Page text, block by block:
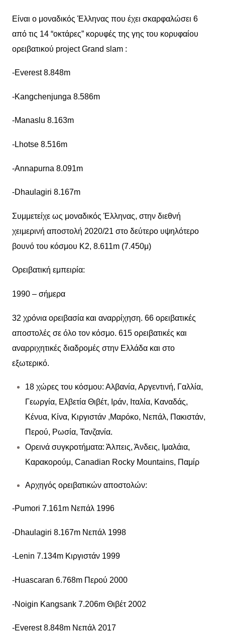
Είναι ο μοναδικός Έλληνας που έχει σκαρφαλώσει 6
από τις 14 “οκτάρες” κορυφές της γης του κορυφαίου
ορειβατικού project Grand slam :
-Everest 8.848m
-Kangchenjunga 8.586m
-Manaslu 8.163m
-Lhotse 8.516m
-Annapurna 8.091m
-Dhaulagiri 8.167m
Συμμετείχε ως μοναδικός Έλληνας, στην διεθνή
χειμερινή αποστολή 2020/21 στο δεύτερο υψηλότερο
βουνό του κόσμου Κ2, 8.611m (7.450μ)
Ορειβατική εμπειρία:
1990 – σήμερα
32 χρόνια ορειβασία και αναρρίχηση. 66 ορειβατικές
αποστολές σε όλο τον κόσμο. 615 ορειβατικές και
αναρριχητικές διαδρομές στην Ελλάδα και στο
εξωτερικό.
18 χώρες του κόσμου: Αλβανία, Αργεντινή, Γαλλία,
Γεωργία, Ελβετία Θιβέτ, Ιράν, Ιταλία, Καναδάς,
Κένυα, Κίνα, Κιργιστάν ,Μαρόκο, Νεπάλ, Πακιστάν,
Περού, Ρωσία, Τανζανία.
Ορεινά συγκροτήματα: Άλπεις, Άνδεις, Ιμαλάια,
Καρακορούμ, Canadian Rocky Mountains, Παμίρ
Αρχηγός ορειβατικών αποστολών:
-Pumori 7.161m Νεπάλ 1996
-Dhaulagiri 8.167m Νεπάλ 1998
-Lenin 7.134m Κιργιστάν 1999
-Huascaran 6.768m Περού 2000
-Noigin Kangsank 7.206m Θιβέτ 2002
-Everest 8.848m Νεπάλ 2017